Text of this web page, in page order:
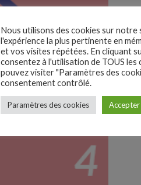
Nous utilisons des cookies sur
l'expérience la plus pertinente en
et vos visites répétées. En cliquant
consentez à l'utilisation de TOUS
pouvez visiter "Paramètres des
consentement contrôlé.
Paramètres des cookies